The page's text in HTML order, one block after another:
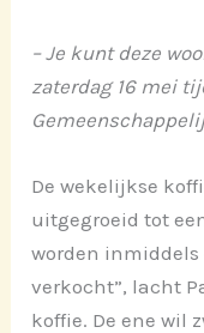
– Je kunt deze
zaterdag 16 mei
De wekelijkse
uitgegroeid tot
worden inmiddels
verkocht”, lacht
koffie. De ene wil